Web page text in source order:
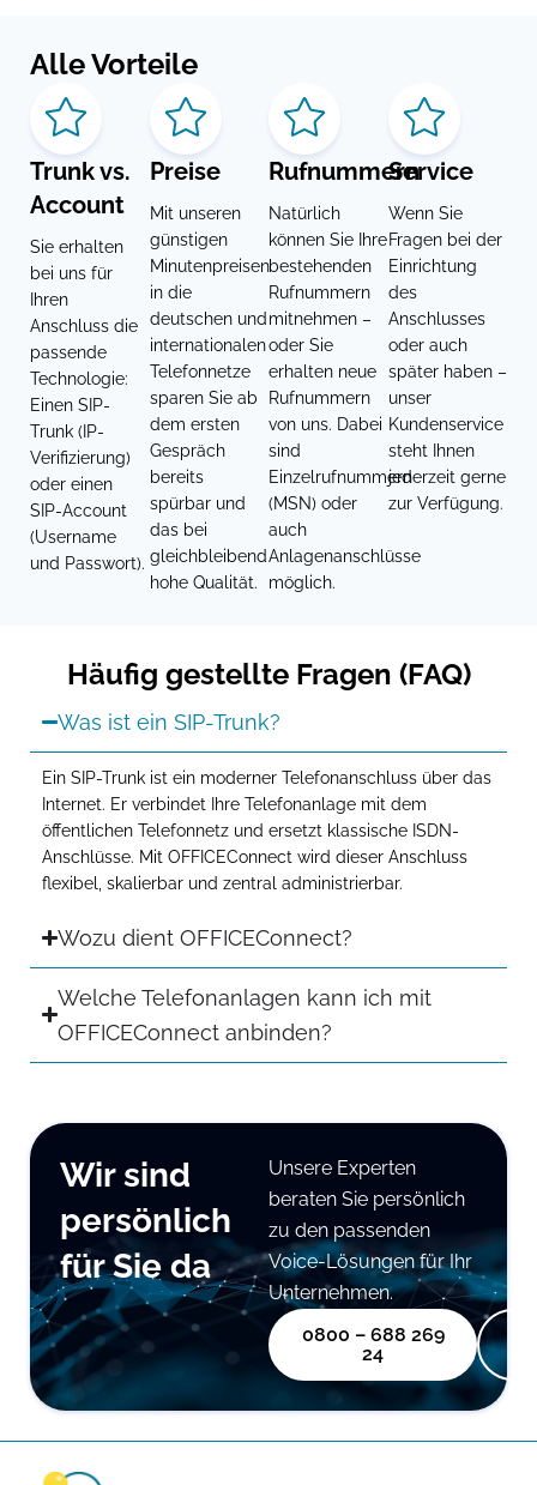
Alle Vorteile
Trunk vs.
Account
Sie erhalten
bei uns für
Ihren
Anschluss die
passende
Technologie:
Einen SIP-
Trunk (IP-
Verifizierung)
oder einen
SIP-Account
(Username
und Passwort).
Preise
Mit unseren
günstigen
Minutenpreisen
in die
deutschen und
internationalen
Telefonnetze
sparen Sie ab
dem ersten
Gespräch
bereits
spürbar und
das bei
gleichbleibend
hohe Qualität.
Rufnummern
Natürlich
können Sie Ihre
bestehenden
Rufnummern
mitnehmen –
oder Sie
erhalten neue
Rufnummern
von uns. Dabei
sind
Einzelrufnummern
(MSN) oder
auch
Anlagenanschlüsse
möglich.
Service
Wenn Sie
Fragen bei der
Einrichtung
des
Anschlusses
oder auch
später haben –
unser
Kundenservice
steht Ihnen
jederzeit gerne
zur Verfügung.
Häufig gestellte Fragen (FAQ)
Was ist ein SIP-Trunk?
Ein SIP-Trunk ist ein moderner Telefonanschluss über das
Internet. Er verbindet Ihre Telefonanlage mit dem
öffentlichen Telefonnetz und ersetzt klassische ISDN-
Anschlüsse. Mit OFFICEConnect wird dieser Anschluss
flexibel, skalierbar und zentral administrierbar.
Wozu dient OFFICEConnect?
Welche Telefonanlagen kann ich mit
OFFICEConnect anbinden?
Wir sind
persönlich
für Sie da
Unsere Experten
beraten Sie persönlich
zu den passenden
Voice-Lösungen für Ihr
Unternehmen.
0800 – 688 269
24